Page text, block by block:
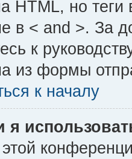
HTML, но теги
в < and >. За
к
из формы
к началу
я